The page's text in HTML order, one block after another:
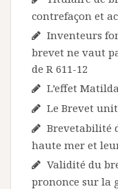
contrefaçon et
Inventeurs
brevet ne vaut
de R 611-12
L’effet Matilda
Le Brevet
Brevetabilité
haute mer et
Validité du
prononce sur la